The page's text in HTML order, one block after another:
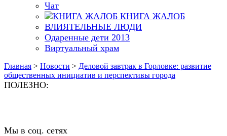
Чат
КНИГА ЖАЛОБ
ВЛИЯТЕЛЬНЫЕ ЛЮДИ
Одаренные дети 2013
Виртуальный храм
Главная > Новости > Деловой завтрак в Горловке: развитие
общественных инициатив и перспективы города
ПОЛЕЗНО:
Мы в соц. сетях